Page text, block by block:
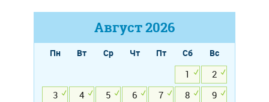
Август2026
Пн Вт Ср Чт Пт Сб
Вс
1
2
3
4 5 6 7 8
9